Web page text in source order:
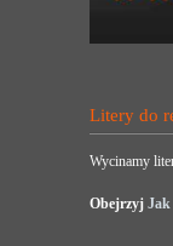
Litery do
Wycinamy
Obejrzyj Jak